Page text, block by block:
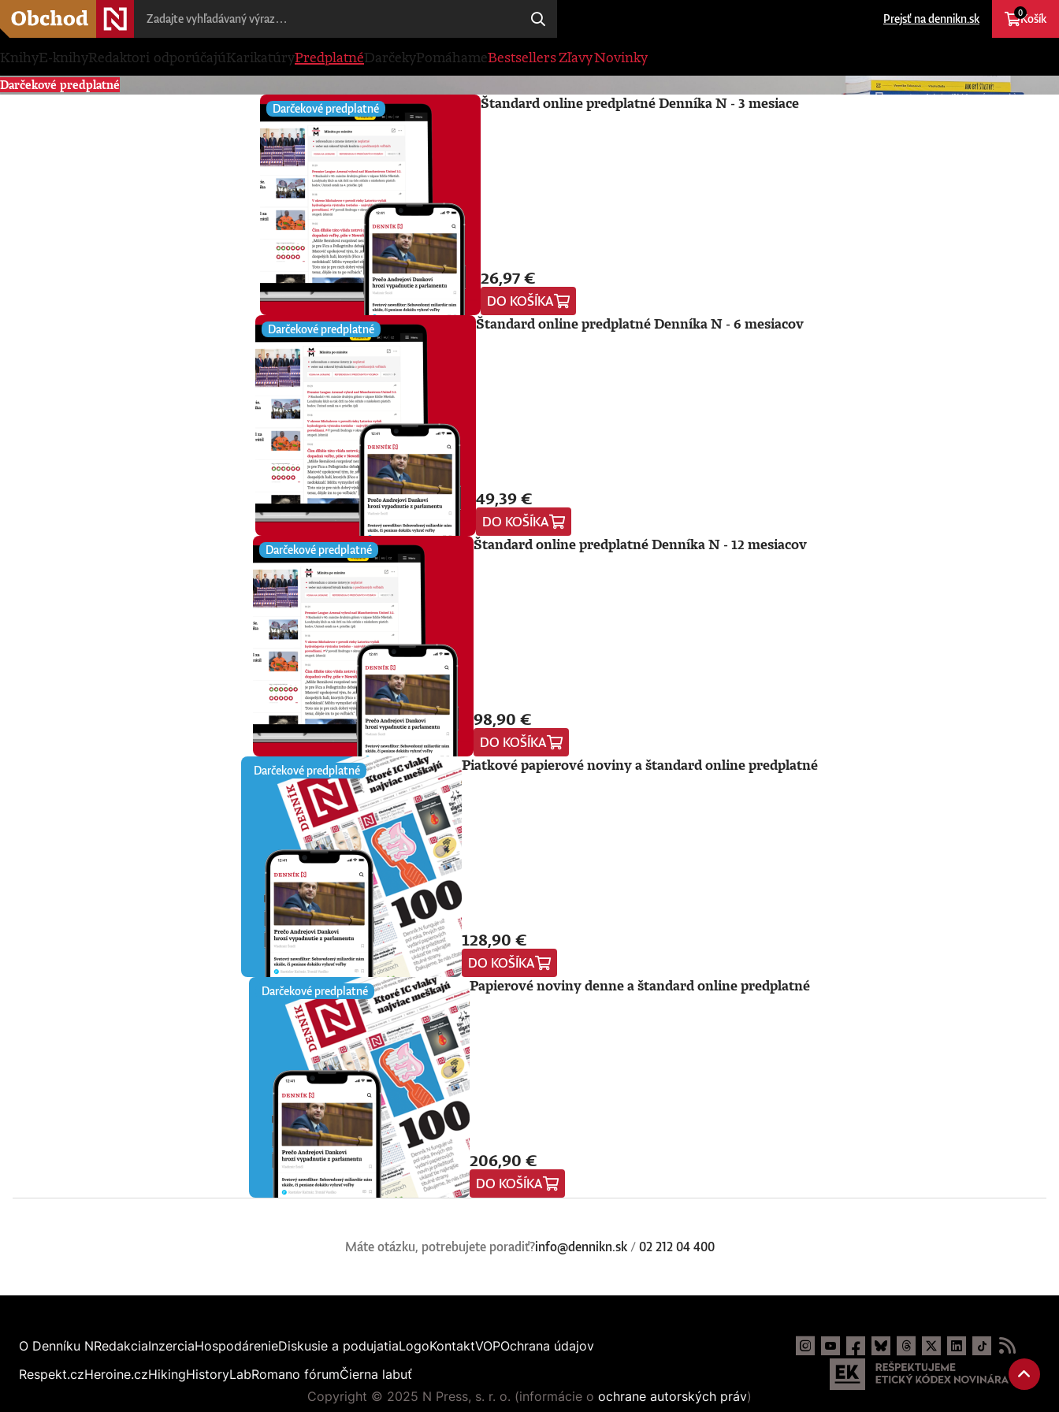
Prejsť na dennikn.sk Košík
0
KnihyE-knihyRedaktori odporúčajúKarikatúryPredplatnéDarčekyPomáhameBestsellersZľavyNovinky
Darčekové predplatné
Darčekové predplatné
Štandard online predplatné Denníka N - 3 mesiace
26,97 €
DO KOŠÍKA
Darčekové predplatné Štandard online predplatné Denníka N - 6 mesiacov
49,39 €
DO KOŠÍKA
Darčekové predplatné Štandard online predplatné Denníka N - 12 mesiacov
98,90 €
DO KOŠÍKA
Darčekové predplatné Piatkové papierové noviny a štandard online predplatné
128,90 €
DO KOŠÍKA
Darčekové predplatné Papierové noviny denne a štandard online predplatné
206,90 €
DO KOŠÍKA
Máte otázku, potrebujete poradiť?info@dennikn.sk/02 212 04 400
O Denníku NRedakciaInzerciaHospodárenieDiskusie a podujatiaLogoKontaktVOPOchrana údajov
Respekt.czHeroine.czHikingHistoryLabRomano fórumČierna labuť
Copyright © 2025 N Press, s. r. o. (informácie o ochrane autorských práv)